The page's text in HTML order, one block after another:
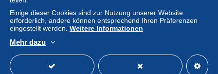
Käufe müssen, nachdem der Verkäufer die
Endabrechnung geschickt hat, innerhalb von
Tagen
Garantie:
Widerrufsrecht
Rücksendekosten gehen zu
Einige dieser Cookies sind zur Nutzung unserer Website
erforderlich, andere können entsprechend Ihren Präferenzen
eingestellt werden. Weitere Informationen
Mehr dazu